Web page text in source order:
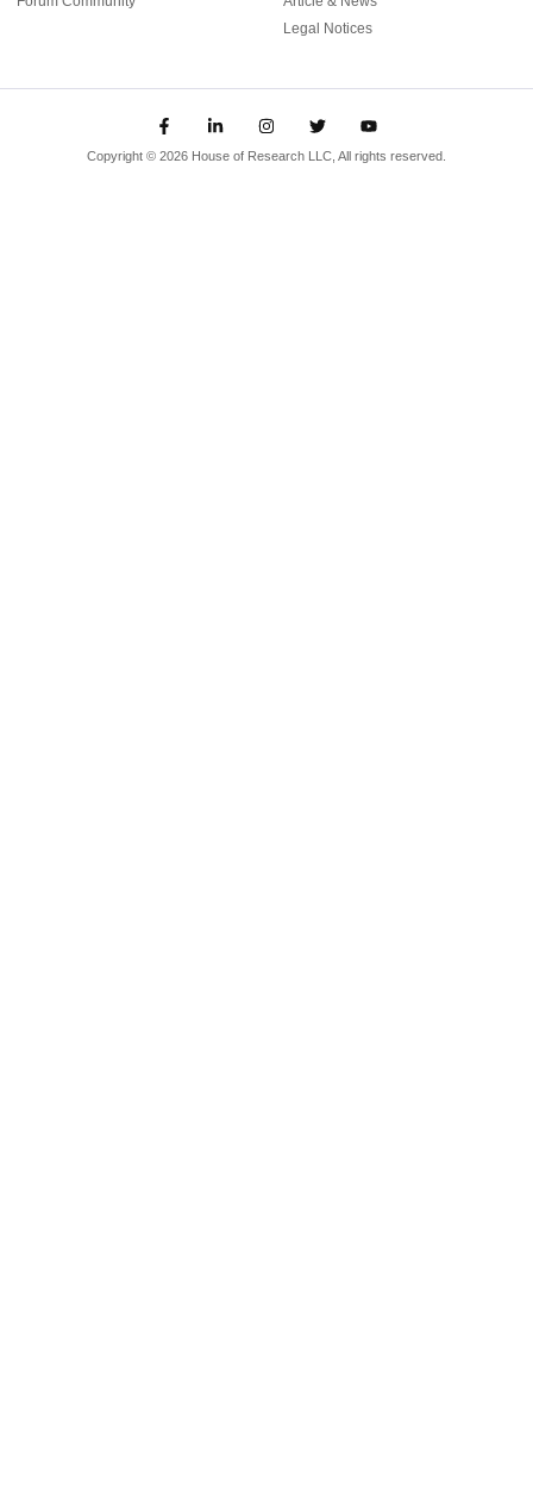
Legal Notices
Copyright © 2026 House of Research LLC, All rights reserved.